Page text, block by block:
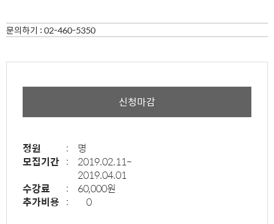
문의하기 :02-460-5350
신청마감
정원 :
명
모집기간 :
2019.02.11~
2019.04.01
수강료
:
60,000원
추가비용 : 0